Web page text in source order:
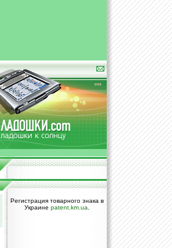
Регистрация товарного знака в
Украине patent.km.ua